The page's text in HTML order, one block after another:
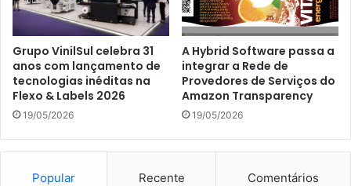
Grupo VinilSul celebra 31
anos com lançamento de
tecnologias inéditas na
Flexo & Labels 2026
19/05/2026
A Hybrid Software passa a
integrar a Rede de
Provedores de Serviços do
Amazon Transparency
19/05/2026
Popular Recente Comentários